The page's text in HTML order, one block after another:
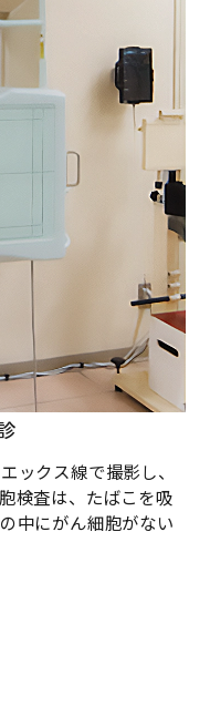
ックス線で撮影し、
検査は、たばこを吸
中にがん細胞がない